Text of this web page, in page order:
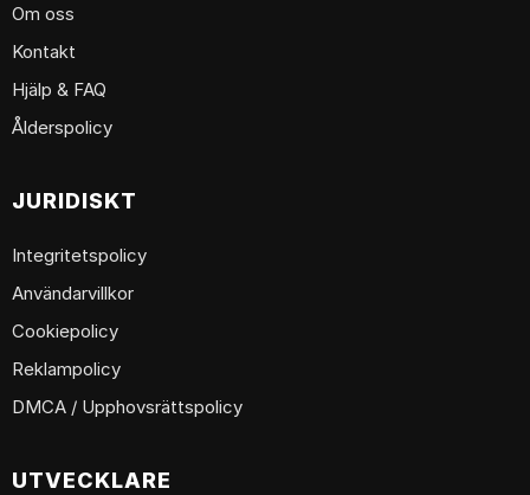
Om oss
Kontakt
Hjälp & FAQ
Ålderspolicy
JURIDISKT
Integritetspolicy
Användarvillkor
Cookiepolicy
Reklampolicy
DMCA / Upphovsrättspolicy
UTVECKLARE